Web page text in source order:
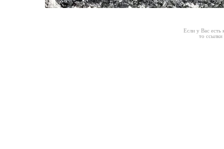
Если у Вас есть
то ссылки